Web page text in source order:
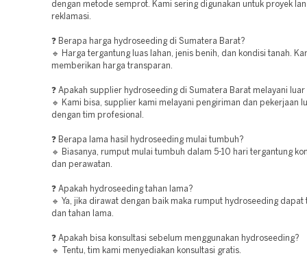
dengan metode semprot. Kami sering digunakan untuk proyek
reklamasi.
❓ Berapa harga hydroseeding di Sumatera Barat?
🔹 Harga tergantung luas lahan, jenis benih, dan kondisi tanah.
memberikan harga transparan.
❓ Apakah supplier hydroseeding di Sumatera Barat melayani luar
🔹 Kami bisa, supplier kami melayani pengiriman dan pekerjaan
dengan tim profesional.
❓ Berapa lama hasil hydroseeding mulai tumbuh?
🔹 Biasanya, rumput mulai tumbuh dalam 5-10 hari tergantung
dan perawatan.
❓ Apakah hydroseeding tahan lama?
🔹 Ya, jika dirawat dengan baik maka rumput hydroseeding dapat
dan tahan lama.
❓ Apakah bisa konsultasi sebelum menggunakan hydroseeding?
🔹 Tentu, tim kami menyediakan konsultasi gratis.